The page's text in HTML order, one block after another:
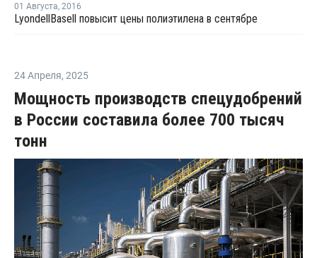
01 Августа, 2016
LyondellBasell повысит цены полиэтилена в сентябре
24 Апреля, 2025
Мощность производств спецудобрений
в России составила более 700 тысяч
тонн